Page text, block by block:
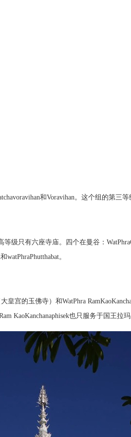
和Voravihan。这个组的第三等
只有六座寺庙。四个在曼谷：
watPhraPhutthabat。
的玉佛寺）和WatPhra
KaoKanchanaphisek也只服务于国王拉玛